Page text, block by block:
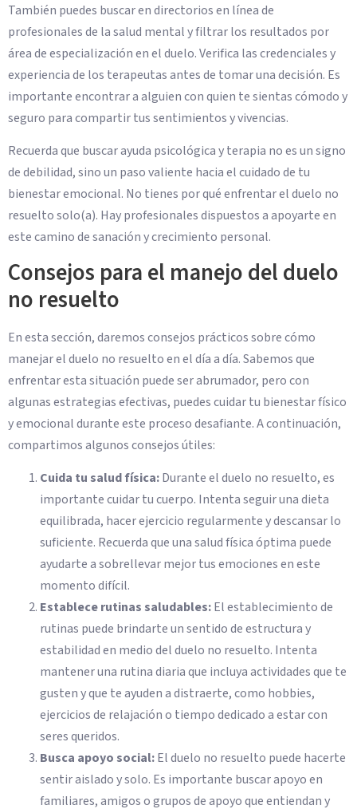
También puedes buscar en directorios en línea de
profesionales de la salud mental y filtrar los resultados por
área de especialización en el duelo. Verifica las credenciales y
experiencia de los terapeutas antes de tomar una decisión. Es
importante encontrar a alguien con quien te sientas cómodo y
seguro para compartir tus sentimientos y vivencias.
Recuerda que buscar ayuda psicológica y terapia no es un signo
de debilidad, sino un paso valiente hacia el cuidado de tu
bienestar emocional. No tienes por qué enfrentar el duelo no
resuelto solo(a). Hay profesionales dispuestos a apoyarte en
este camino de sanación y crecimiento personal.
Consejos para el manejo del duelo
no resuelto
En esta sección, daremos consejos prácticos sobre cómo
manejar el duelo no resuelto en el día a día. Sabemos que
enfrentar esta situación puede ser abrumador, pero con
algunas estrategias efectivas, puedes cuidar tu bienestar físico
y emocional durante este proceso desafiante. A continuación,
compartimos algunos consejos útiles:
Cuida tu salud física:Durante el duelo no resuelto, es
importante cuidar tu cuerpo. Intenta seguir una dieta
equilibrada, hacer ejercicio regularmente y descansar lo
suficiente. Recuerda que una salud física óptima puede
ayudarte a sobrellevar mejor tus emociones en este
momento difícil.
Establece rutinas saludables:El establecimiento de
rutinas puede brindarte un sentido de estructura y
estabilidad en medio del duelo no resuelto. Intenta
mantener una rutina diaria que incluya actividades que te
gusten y que te ayuden a distraerte, como hobbies,
ejercicios de relajación o tiempo dedicado a estar con
seres queridos.
Busca apoyo social:El duelo no resuelto puede hacerte
sentir aislado y solo. Es importante buscar apoyo en
familiares, amigos o grupos de apoyo que entiendan y